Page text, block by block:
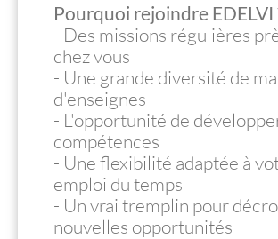
Pourquoi rejoindre EDELVI
- Des missions régulières
chez vous
- Une grande diversité de
d'enseignes
- L'opportunité de
compétences
- Une flexibilité adaptée à
emploi du temps
- Un vrai tremplin pour
nouvelles opportunités